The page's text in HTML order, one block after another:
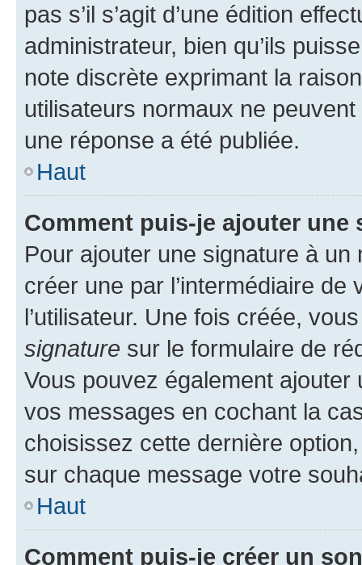
pas s’il s’agit d’une édition
administrateur, bien qu’ils
note discrète exprimant la
utilisateurs normaux ne
une réponse a été publiée.
Haut
Comment puis-je ajouter une
Pour ajouter une signature à un
créer une par l’intermédiaire
l’utilisateur. Une fois créée,
signature sur le formulaire de
Vous pouvez également
vos messages en cochant la
choisissez cette dernière
sur chaque message votre
Haut
Comment puis-je créer un